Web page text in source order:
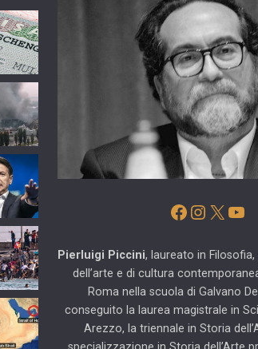
Facebook
X
Pierluigi Piccini, laureato in
dell’arte e di cultura
Roma nella scuola di Galvano
conseguito la laurea magistrale in
Arezzo, la triennale in Storia